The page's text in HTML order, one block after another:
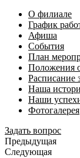
О филиале
График
Афиша
События
План
Положения
Расписание
Наша
Наши
Фотогалерея
Задать вопрос
Предыдущая
Следующая